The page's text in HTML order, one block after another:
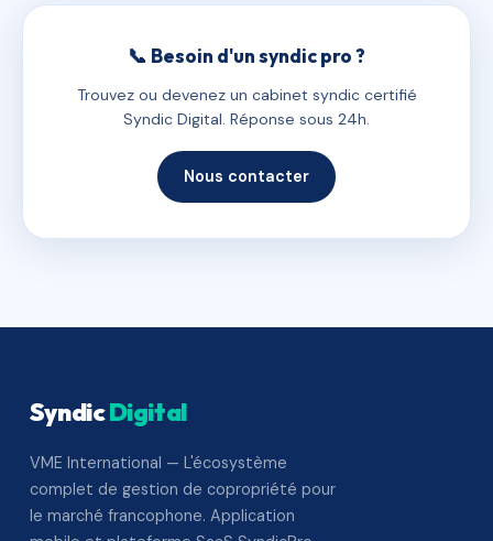
📞 Besoin d'un syndic pro ?
Trouvez ou devenez un cabinet syndic certifié
Syndic Digital. Réponse sous 24h.
Nous contacter
SyndicDigital
VME International — L'écosystème
complet de gestion de copropriété pour
le marché francophone. Application